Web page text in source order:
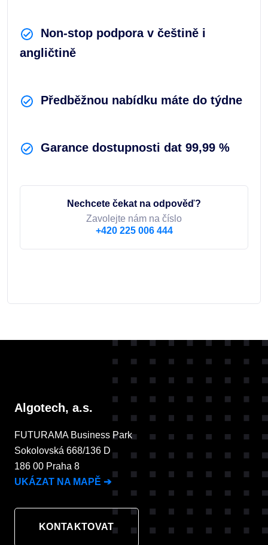
Non-stop podpora v češtině i
angličtině
Předběžnou nabídku máte do týdne
Garance dostupnosti dat 99,99 %
Nechcete čekat na odpověď?
Zavolejte nám na číslo
+420 225 006 444
Algotech, a.s.
FUTURAMA Business Park
Sokolovská 668/136 D
186 00 Praha 8
UKÁZAT NA MAPĚ ➔
KONTAKTOVAT